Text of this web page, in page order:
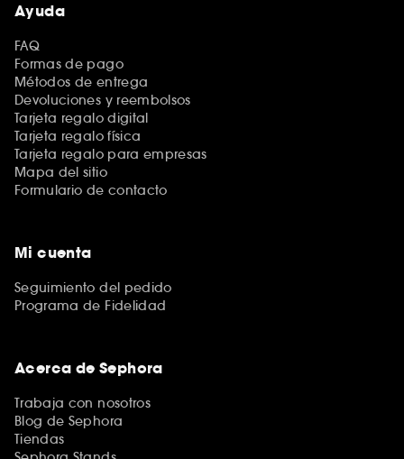
Ayuda
FAQ
Formas de pago
Métodos de entrega
Devoluciones y reembolsos
Tarjeta regalo digital
Tarjeta regalo física
Tarjeta regalo para empresas
Mapa del sitio
Formulario de contacto
Mi cuenta
Seguimiento del pedido
Programa de Fidelidad
Acerca de Sephora
Trabaja con nosotros
Blog de Sephora
Tiendas